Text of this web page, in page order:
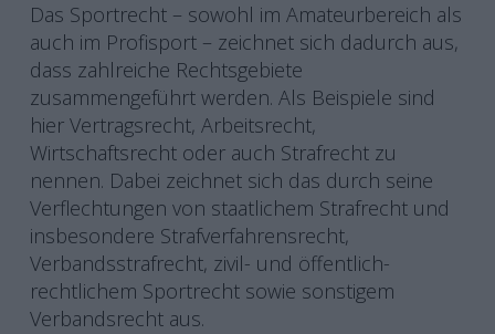
Das Sportrecht – sowohl im Amateurbereich als
auch im Profisport – zeichnet sich dadurch aus,
dass zahlreiche Rechtsgebiete
zusammengeführt werden. Als Beispiele sind
hier Vertragsrecht, Arbeitsrecht,
Wirtschaftsrecht oder auch Strafrecht zu
nennen. Dabei zeichnet sich das durch seine
Verflechtungen von staatlichem Strafrecht und
insbesondere Strafverfahrensrecht,
Verbandsstrafrecht, zivil- und öffentlich-
rechtlichem Sportrecht sowie sonstigem
Verbandsrecht aus.